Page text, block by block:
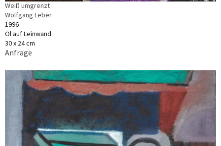
Weiß umgrenzt
Wolfgang Leber
1996
Öl auf Leinwand
30 x 24 cm
Anfrage